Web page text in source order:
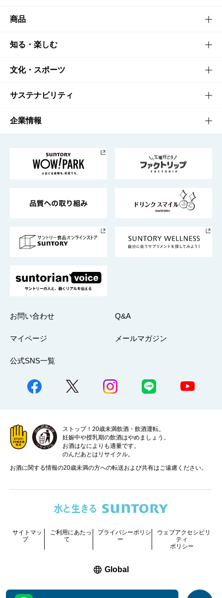
商品
商品TOP
商品一覧
商品発売情報
栄養成分一覧
知る・楽しむ
知る・楽しむTOP
キャンペーン
工場見学
地域情報
文化・スポーツ
文化・スポーツTOP
サントリーホール
サントリーサンバーズ大阪
サステナビリティ
サステナビリティTOP
サントリーが考えるサステナビリティ経営
企業情報
企業概要
採用情報
お問い合わせ Q&A
マイページ メールマガジン
公式SNS一覧
ストップ！20歳未満飲酒・飲酒運転。
妊娠中や授乳期の飲酒はやめましょう。
お酒はなによりも適量です。
のんだあとはリサイクル。
お酒に関する情報の20歳未満の方への転送および共有はご遠慮ください。
サイトマッ
プ
ご利用にあたっ
て
プライバシーポリシ
ー
ウェブアクセシビリ
ティ
ポリシー
Global新しいウィンドウで開く